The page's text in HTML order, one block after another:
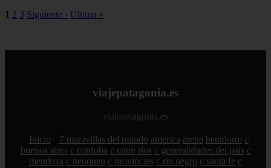
1 2 3 Siguiente › Última »
viajepatagonia.es
viajepatagonia.es
Inicio 7 maravillas del mundo america arena benidorm c
buenos aires c cordoba c entre rios c generalidades del pais c
mendoza c neuquen c provincias c rio negro c santa fe c